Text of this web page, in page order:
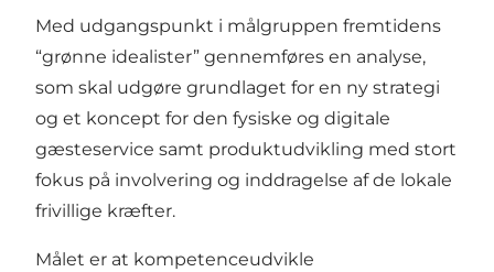
Med udgangspunkt i målgruppen fremtidens
“grønne idealister” gennemføres en analyse,
som skal udgøre grundlaget for en ny strategi
og et koncept for den fysiske og digitale
gæsteservice samt produktudvikling med stort
fokus på involvering og inddragelse af de lokale
frivillige kræfter.
Målet er at kompetenceudvikle